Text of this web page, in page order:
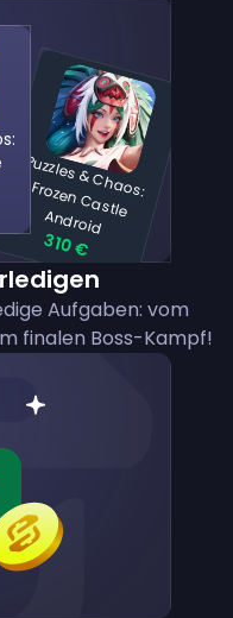
Pu
zzles &
C
h
a
o
s:
Fro
zen
C
a
stle
A
n
d
ro
id
310 €
Aufgaben: vom
finalen Boss-Kampf!